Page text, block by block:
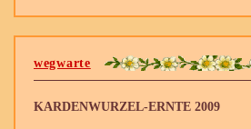
wegwarte
KARDENWURZEL-ERNTE 2009